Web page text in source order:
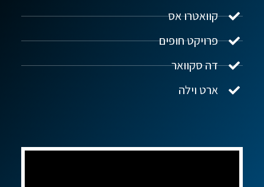
קוואטרו אס
פרויקט חופים
דה סקוואר
ארט וילה
שלום! איך אפשר לעזור?